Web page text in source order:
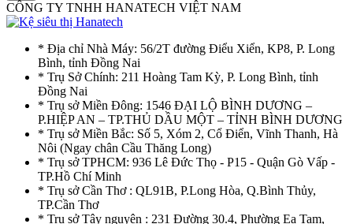
CÔNG TY TNHH HANATECH VIỆT NAM
* Địa chỉ Nhà Máy: 56/2T đường Điểu Xiển, KP8, P. Long
Bình, tỉnh Đồng Nai
* Trụ Sở Chính: 211 Hoàng Tam Kỳ, P. Long Bình, tỉnh
Đồng Nai
* Trụ sở Miền Đông: 1546 ĐẠI LỘ BÌNH DƯƠNG –
P.HIỆP AN – TP.THỦ DẦU MỘT – TỈNH BÌNH DƯƠNG
* Trụ sở Miền Bắc: Số 5, Xóm 2, Cổ Điển, Vĩnh Thanh, Hà
Nôi (Ngay chân Cầu Thăng Long)
* Trụ sở TPHCM: 936 Lê Đức Thọ - P15 - Quận Gò Vấp -
TP.Hồ Chí Minh
* Trụ sở Cần Thơ : QL91B, P.Long Hòa, Q.Bình Thủy,
TP.Cần Thơ
* Trụ sở Tây nguyên : 231 Đường 30.4, Phường Ea Tam,